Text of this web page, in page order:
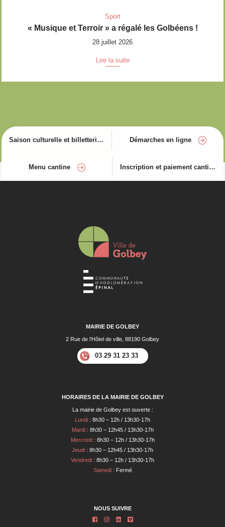
Sport
« Musique et Terroir » a régalé les Golbéens !
28 juillet 2026
Lire la suite
Saison culturelle et billetterie Démarches en ligne
Menu cantine Inscription et paiement cantine
MAIRIE DE GOLBEY
2 Rue de l’Hôtel de ville, 88190 Golbey
03 29 31 23 33
HORAIRES DE LA MAIRIE DE GOLBEY
La mairie de Golbey est ouverte :
Lundi : 8h30 – 12h / 13h30-17h
Mardi: 8h30 – 12h45 / 13h30-17h
Mercredi: 8h30 – 12h / 13h30-17h
Jeudi : 8h30 – 12h45 / 13h30-17h
Vendredi : 8h30 – 12h / 13h30-17h
Samedi: Fermé
NOUS SUIVRE